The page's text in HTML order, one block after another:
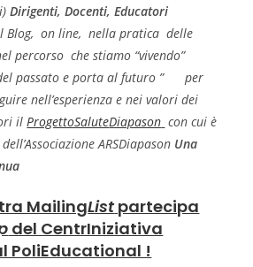
)Dirigenti, Docenti, Educatori
Blog, on line, nella pratica delle
percorso che stiamo “vivendo”
passato e porta al futuro ” per
nell’esperienza e nei valori dei
ilProgettoSaluteDiapason con cui è
ARSDiapason Una
MailingListpartecipa
del CentrIniziativa
PoliEducational !